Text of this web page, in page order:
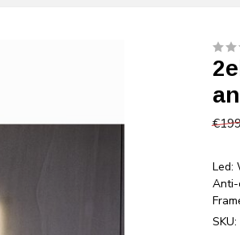
Led:
Anti-